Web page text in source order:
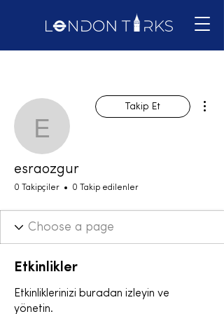
esraozgur
Takip Et
esraozgur
0 Takipçiler 0 Takip edilenler
Etkinlikler
Etkinliklerinizi buradan izleyin ve
yönetin.